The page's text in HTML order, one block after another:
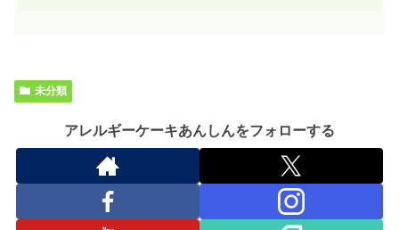
未分類
アレルギーケーキあんしんをフォローする